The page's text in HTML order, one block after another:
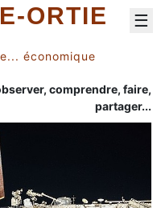
ORTIE
économique
comprendre, faire,
partager...
☰